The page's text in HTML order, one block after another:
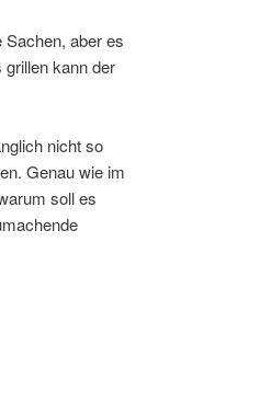
aber es
kann der
nicht so
Genau wie im
soll es